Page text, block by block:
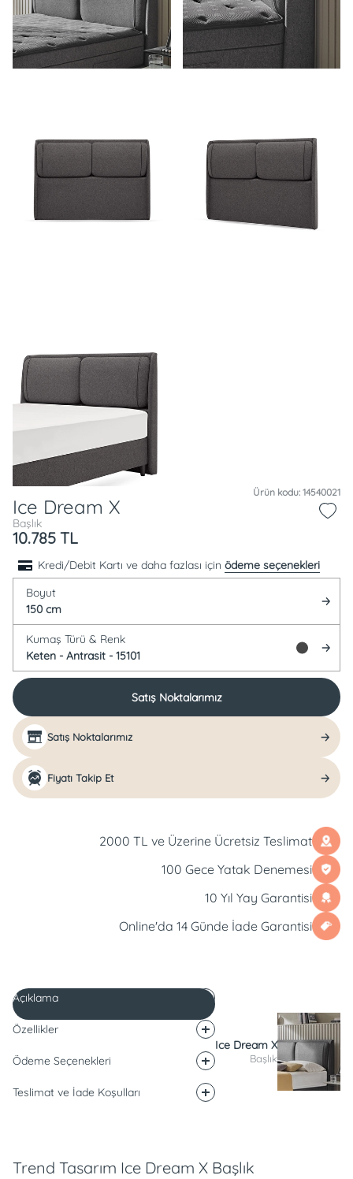
Ürün kodu: 14540021
Ice Dream X
Başlık
10.785 TL
Kredi/Debit Kartı ve daha fazlası için ödeme seçenekleri
Boyut
150 cm
Kumaş Türü & Renk
Keten - Antrasit - 15101
Satış Noktalarımız
Satış Noktalarımız
Fiyatı Takip Et
2000 TL ve Üzerine Ücretsiz Teslimat
100 Gece Yatak Denemesi
10 Yıl Yay Garantisi
Online'da 14 Günde İade Garantisi
Açıklama
Özellikler
Ödeme Seçenekleri
Teslimat ve İade Koşulları
Ice Dream X
Başlık
Trend Tasarım Ice Dream X Başlık